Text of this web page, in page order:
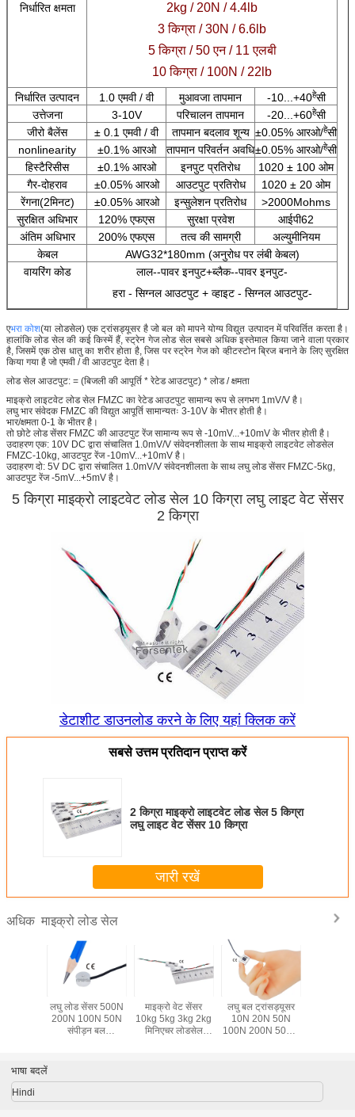
निर्धारित क्षमता
2kg / 20N / 4.4lb
3 किग्रा / 30N / 6.6lb
5 किग्रा / 50 एन / 11 एलबी
10 किग्रा / 100N / 22lb
निर्धारित उत्पादन 1.0 एमवी / वी मुआवजा तापमान -10...+40हेसी
उत्तेजना
3-10V परिचालन तापमान -20...+60हेसी
जीरो बैलेंस
± 0.1 एमवी / वी तापमान बदलाव शून्य ±0.05% आरओ/हेसी
nonlinearity
±0.1% आरओ तापमान परिवर्तन अवधि±0.05% आरओ/हेसी
हिस्टैरिसीस
±0.1% आरओ इनपुट प्रतिरोध
1020 ± 100 ओम
गैर-दोहराव
±0.05% आरओ आउटपुट प्रतिरोध
1020 ± 20 ओम
रेंगना(2मिनट)
±0.05% आरओ इन्सुलेशन प्रतिरोध
>2000Mohms
सुरक्षित अधिभार
120% एफएस सुरक्षा प्रवेश
आईपी62
अंतिम अधिभार
200% एफएस तत्व की सामग्री
अल्युमीनियम
केबल
AWG32*180mm (अनुरोध पर लंबी केबल)
वायरिंग कोड
लाल--पावर इनपुट+ब्लैक--पावर इनपुट-
हरा - सिग्नल आउटपुट + व्हाइट - सिग्नल आउटपुट-
एभरा कोश(या लोडसेल) एक ट्रांसड्यूसर है जो बल को मापने योग्य विद्युत उत्पादन में परिवर्तित करता है।
हालांकि लोड सेल की कई किस्में हैं, स्ट्रेन गेज लोड सेल सबसे अधिक इस्तेमाल किया जाने वाला प्रकार
है, जिसमें एक ठोस धातु का शरीर होता है, जिस पर स्ट्रेन गेज को व्हीटस्टोन ब्रिज बनाने के लिए सुरक्षित
किया गया है जो एमवी / वी आउटपुट देता है।
लोड सेल आउटपुट: = (बिजली की आपूर्ति * रेटेड आउटपुट) * लोड / क्षमता
माइक्रो लाइटवेट लोड सेल FMZC का रेटेड आउटपुट सामान्य रूप से लगभग 1mV/V है।
लघु भार संवेदक FMZC की विद्युत आपूर्ति सामान्यतः 3-10V के भीतर होती है।
भार/क्षमता 0-1 के भीतर है।
तो छोटे लोड सेंसर FMZC की आउटपुट रेंज सामान्य रूप से -10mV...+10mV के भीतर होती है।
उदाहरण एक: 10V DC द्वारा संचालित 1.0mV/V संवेदनशीलता के साथ माइक्रो लाइटवेट लोडसेल
FMZC-10kg, आउटपुट रेंज -10mV...+10mV है।
उदाहरण दो: 5V DC द्वारा संचालित 1.0mV/V संवेदनशीलता के साथ लघु लोड सेंसर FMZC-5kg,
आउटपुट रेंज -5mV...+5mV है।
5 किग्रा माइक्रो लाइटवेट लोड सेल 10 किग्रा लघु लाइट वेट सेंसर
2 किग्रा
डेटाशीट डाउनलोड करने के लिए यहां क्लिक करें
सबसे उत्तम प्रतिदान प्राप्त करें
2 किग्रा माइक्रो लाइटवेट लोड सेल 5 किग्रा
लघु लाइट वेट सेंसर 10 किग्रा
जारी रखें
अधिक माइक्रो लोड सेल
लघु लोड सेंसर 500N
200N 100N 50N
संपीड़न बल
माइक्रो वेट सेंसर
10kg 5kg 3kg 2kg
मिनिएचर लोडसेल
लघु बल ट्रांसड्यूसर
10N 20N 50N
100N 200N 500N
भाषा बदलें
Hindi